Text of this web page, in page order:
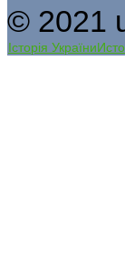
© 2021
Історія України